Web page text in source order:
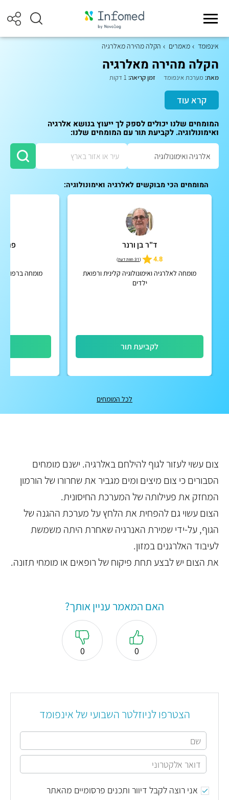
אינפומד מאמרים הקלה מהירה מאלרגיה
הקלה מהירה מאלרגיה
מאת: מערכת אינפומד זמן קריאה:
קרא עוד
המומחים שלנו יכולים לספק לך ייעוץ בנושא אלרגיה
ואימונולוגיה. לקביעת תור עם המומחים שלנו:
המומחים הכי מבוקשים לאלרגיה ואימונולוגיה:
ד"ר בן ורנר
4.8
(31 חוות דעת )
מומחה לאלרגיה ואימונולוגיה קלינית ורפואת
ילדים
לקביעת תור
מומחה ברפואת
לכל המומחים
צום עשוי לעזור לגוף להילחם באלרגיה. ישנם מומחים
הסבורים כי צום מיצים ומים מגביר את שחרורו של הורמון
המחזק את פעילותה של המערכת החיסונית.
הצום עשוי גם להפחית את הלחץ על מערכת ההגנה של
הגוף, על-ידי שמירת האנרגיה שאחרת היתה משמשת
לעיבוד האלרגנים במזון.
את הצום יש לבצע תחת פיקוח של רופאים או מומחי תזונה.
האם המאמר עניין אותך?
0
0
הצטרפו לניוזלטר השבועי של אינפומד
אני רוצה לקבל דיוור ותכנים פרסומיים מהאתר